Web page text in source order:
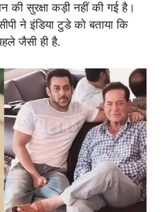
की सुरक्षा कड़ी नहीं की गई है।
ने इंडिया टुडे को बताया कि
जैसी ही है.